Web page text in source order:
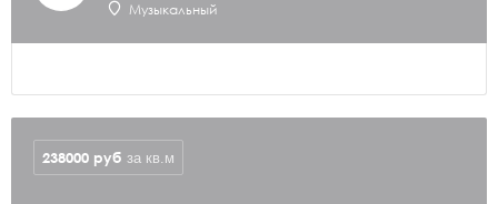
Музыкальный
238000 руб за кв.м